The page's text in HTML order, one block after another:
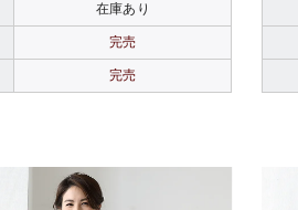
在庫あり
完売
完売